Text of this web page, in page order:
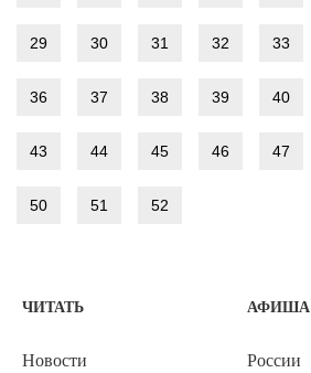
29 30 31 32 33
36 37 38 39 40
43 44 45 46 47
50 51 52
ЧИТАТЬ
Новости
АФИША
России